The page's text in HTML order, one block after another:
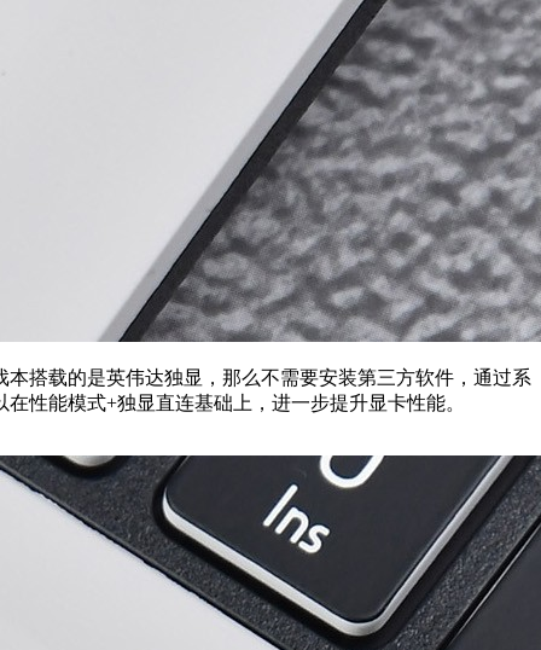
搭载的是英伟达独显，那么不需要安装第三方软件，通过系
性能模式+独显直连基础上，进一步提升显卡性能。